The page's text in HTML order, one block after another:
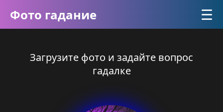
Фото гадание ☰
Загрузите фото и задайте вопрос
гадалке